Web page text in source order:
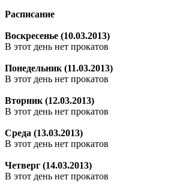
Расписание
Воскресенье (10.03.2013)
В этот день нет прокатов
Понедельник (11.03.2013)
В этот день нет прокатов
Вторник (12.03.2013)
В этот день нет прокатов
Среда (13.03.2013)
В этот день нет прокатов
Четверг (14.03.2013)
В этот день нет прокатов